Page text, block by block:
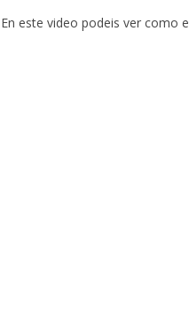
En este video podeis ver como